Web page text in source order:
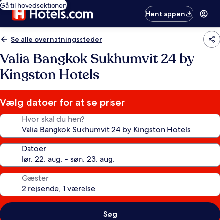
Gå til hovedsektionen
Hent appen
Se alle overnatningssteder
Valia Bangkok Sukhumvit 24 by
Kingston Hotels
Vælg datoer for at se priser
Hvor skal du hen?
Datoer
Gæster
Søg